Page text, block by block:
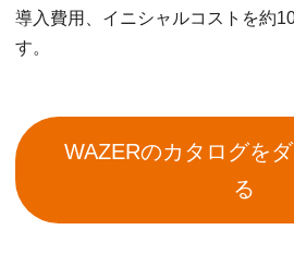
導入費用、イニシャルコストを約
す。
WAZERのカタログを
る